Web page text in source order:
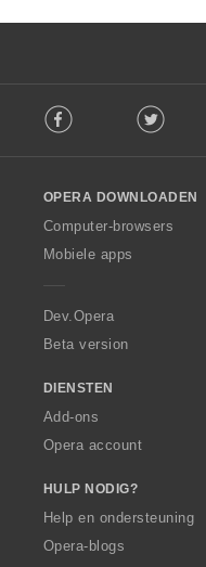
o
w
O
p
a
Facebook Twitter
OPERA DOWNLOADEN
Computer-browsers
Mobiele apps
Dev.Opera
Beta version
DIENSTEN
Add-ons
Opera account
HULP NODIG?
Help en ondersteuning
Opera-blogs